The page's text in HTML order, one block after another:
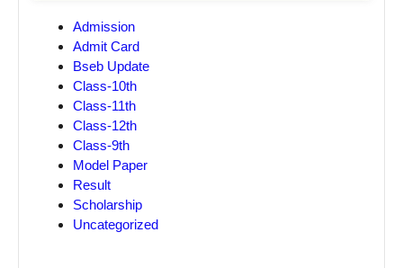
Admission
Admit Card
Bseb Update
Class-10th
Class-11th
Class-12th
Class-9th
Model Paper
Result
Scholarship
Uncategorized